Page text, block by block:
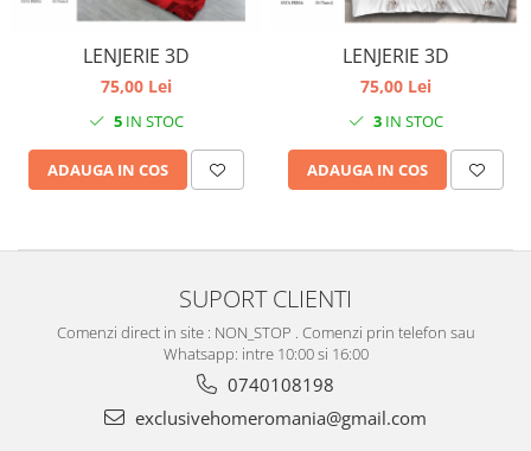
LENJERIE 3D
75,00 Lei
5IN STOC
ADAUGA IN COS
LENJERIE 3D
75,00 Lei
3IN STOC
ADAUGA IN COS
SUPORT CLIENTI
Comenzi direct in site : NON_STOP . Comenzi prin telefon sau
Whatsapp: intre 10:00 si 16:00
0740108198
exclusivehomeromania@gmail.com